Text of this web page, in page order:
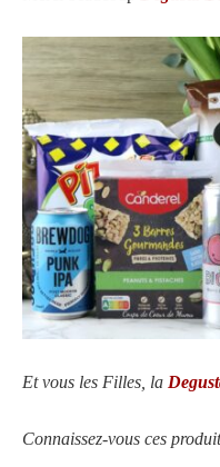
Et vous les Filles, la
Connaissez-vous ces